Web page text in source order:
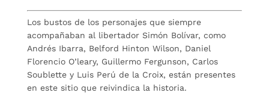
Los bustos de los personajes que siempre
acompañaban al libertador Simón Bolívar, como
Andrés Ibarra, Belford Hinton Wilson, Daniel
Florencio O’leary, Guillermo Fergunson, Carlos
Soublette y Luis Perú de la Croix, están presentes
en este sitio que reivindica la historia.